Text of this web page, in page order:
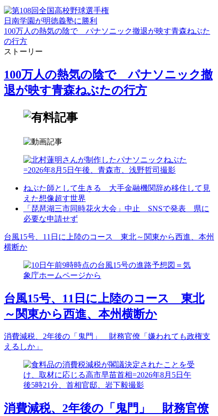
日南学園が明徳義塾に勝利
100万人の熱気の陰で パナソニック撤退が映す青森ねぶた
の行方
ストーリー
100万人の熱気の陰で パナソニック撤
退が映す青森ねぶたの行方
ねぶた師として生きる 大手金融機関辞め移住して見
えた想像超す世界
「琵琶湖三市同時花火大会」中止 SNSで発表 県に
必要な申請せず
台風15号、11日に上陸のコース 東北～関東から西進、本州
横断か
台風15号、11日に上陸のコース 東北
～関東から西進、本州横断か
消費減税、2年後の「鬼門」 財務官僚「嫌われても政権支
えるしか」
消費減税、2年後の「鬼門」 財務官僚